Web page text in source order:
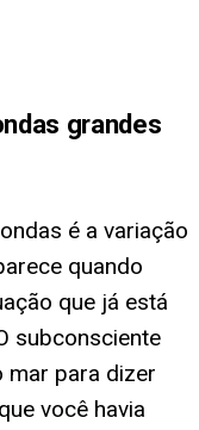
grandes
é a variação
quando
que já está
subconsciente
mar para dizer
você havia